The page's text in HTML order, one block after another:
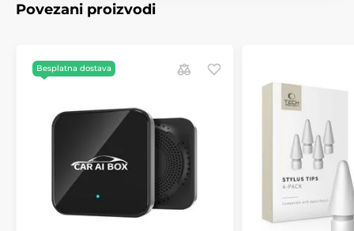
Povezani proizvodi
Besplatna dostava